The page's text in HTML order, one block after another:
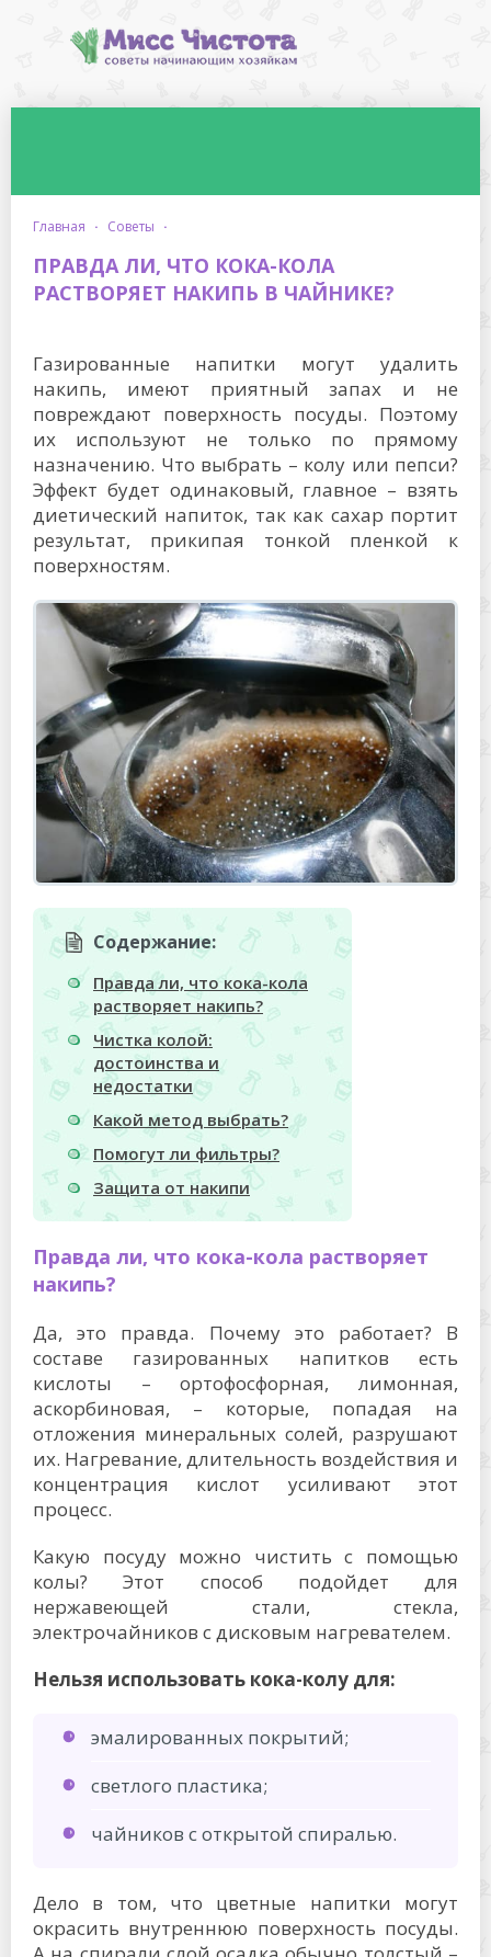
главная · советы ·
ПРАВДА ЛИ, ЧТО КОКА-КОЛА
РАСТВОРЯЕТ НАКИПЬ В ЧАЙНИКЕ?
Газированные напитки могут удалить
накипь, имеют приятный запах и не
повреждают поверхность посуды. Поэтому
их используют не только по прямому
назначению. Что выбрать – колу или пепси?
Эффект будет одинаковый, главное – взять
диетический напиток, так как сахар портит
результат, прикипая тонкой пленкой к
поверхностям.
Содержание:
Правда ли, что кока-кола
растворяет накипь?
Чистка колой:
достоинства и
недостатки
Какой метод выбрать?
Помогут ли фильтры?
Защита от накипи
Правда ли, что кока-кола растворяет
накипь?
Да, это правда. Почему это работает? В
составе газированных напитков есть
кислоты – ортофосфорная, лимонная,
аскорбиновая, – которые, попадая на
отложения минеральных солей, разрушают
их. Нагревание, длительность воздействия и
концентрация кислот усиливают этот
процесс.
Какую посуду можно чистить с помощью
колы? Этот способ подойдет для
нержавеющей стали, стекла,
электрочайников с дисковым нагревателем.
Нельзя использовать кока-колу для:
эмалированных покрытий;
светлого пластика;
чайников с открытой спиралью.
Дело в том, что цветные напитки могут
окрасить внутреннюю поверхность посуды.